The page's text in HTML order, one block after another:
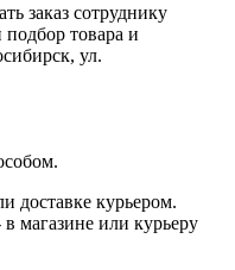
заказ сотруднику
товара и
ул.
доставке курьером.
магазине или курьеру